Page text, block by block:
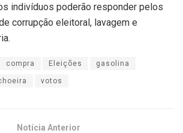
indivíduos poderão responder pelos
corrupção eleitoral, lavagem e
compra Eleições gasolina
votos
Notícia Anterior